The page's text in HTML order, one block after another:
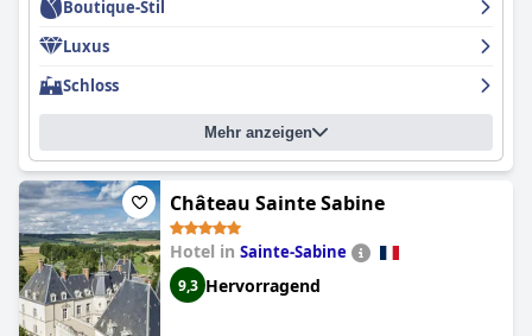
Boutique-Stil
Luxus
Schloss
Mehr anzeigen
Château Sainte Sabine
Hotel in Sainte-Sabine
9,3 Hervorragend